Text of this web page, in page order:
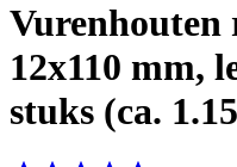
Vurenhouten
12x110 mm,
stuks (ca.